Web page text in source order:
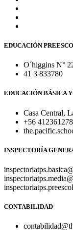
EDUCACIÓN
O´higgins N°
41 3 833780
EDUCACIÓN BÁSICA
Casa Central,
+56 412361278
INSPECTORÍA
CONTABILIDAD